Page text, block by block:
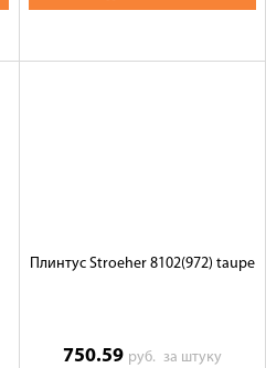
Плинтус Stroeher 8102(972) taupe
750.59 руб. за штуку